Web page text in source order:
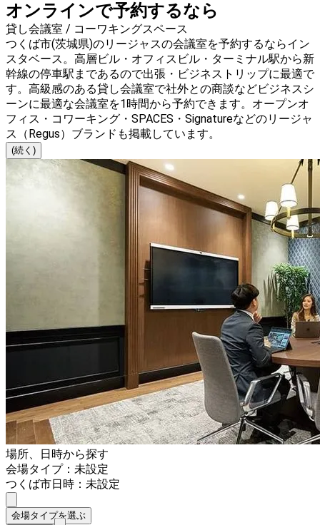
オンラインで予約するなら
貸し会議室 / コーワキングスペース
つくば市(茨城県)のリージャスの会議室を予約するならイン
スタベース。高層ビル・オフィスビル・ターミナル駅から新
幹線の停車駅まであるので出張・ビジネストリップに最適で
す。高級感のある貸し会議室で社外との商談などビジネスシ
ーンに最適な会議室を1時間から予約できます。オープンオ
フィス・コワーキング・SPACES・Signatureなどのリージャ
ス（Regus）ブランドも掲載しています。
(続く)
場所、日時から探す
会場タイプ：未設定
つくば市日時：未設定
会場タイプを選ぶ